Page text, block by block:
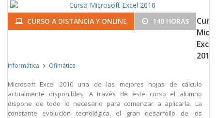
CURSO A DISTANCIA Y ONLINE 140 HORAS
Excel
2010
Informática Ofimática
Microsoft Excel 2010 una de las mejores hojas de cálculo
actualmente disponibles. A través de este curso el alumno
dispone de todo lo necesario para comenzar a aplicarla. La
constante evolución tecnológica, el gran desarrollo de los